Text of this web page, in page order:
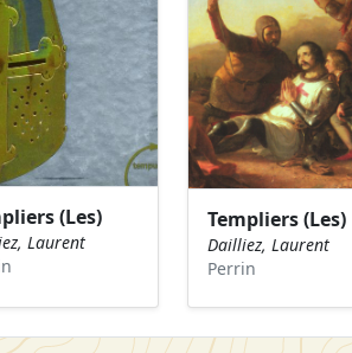
(Les)
Laurent
Templiers (Les)
Dailliez, Laurent
Perrin